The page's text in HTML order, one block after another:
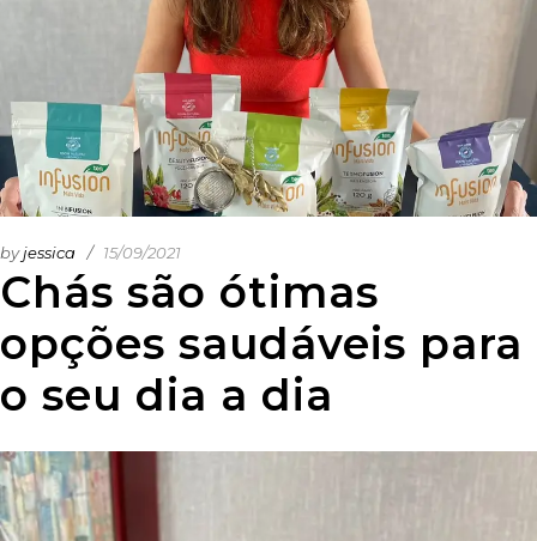
Chás são ótimas
opções saudáveis para
o seu dia a dia
byjessica 15/09/2021